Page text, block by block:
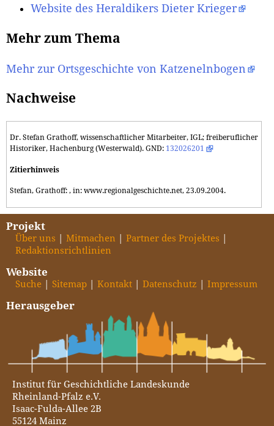
Website des Heraldikers Dieter Krieger
Mehr zum Thema
Mehr zur Ortsgeschichte von Katzenelnbogen
Nachweise
Dr. Stefan Grathoff, wissenschaftlicher Mitarbeiter, IGL; freiberuflicher
Historiker, Hachenburg (Westerwald). GND: 132026201
Zitierhinweis
Stefan, Grathoff: , in: www.regionalgeschichte.net, 23.09.2004.
Projekt
Über uns Mitmachen
Partner des Projektes
Redaktionsrichtlinien
Website
Suche Sitemap Kontakt Datenschutz Impressum
Herausgeber
Institut für Geschichtliche Landeskunde
Rheinland-Pfalz e.V.
Isaac-Fulda-Allee 2B
55124 Mainz